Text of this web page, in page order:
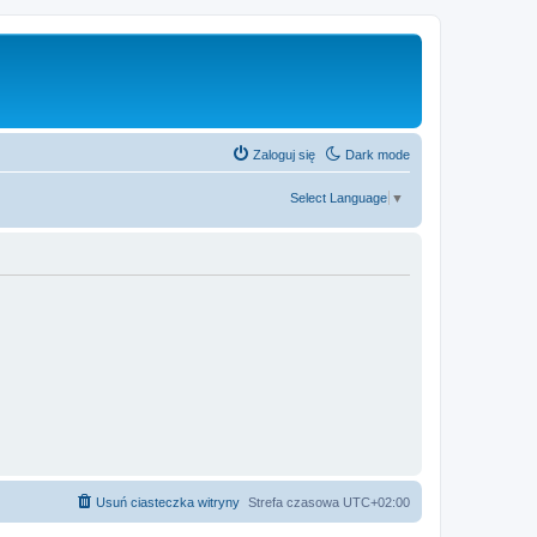
Dark mode
Zaloguj się
Select Language ▼
Strefa czasowa UTC+02:00
Usuń ciasteczka witryny